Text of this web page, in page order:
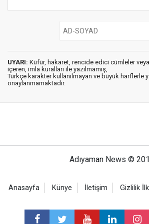
UYARI: Küfür, hakaret, rencide edici cümleler
içeren, imla kuralları ile yazılmamış,
Türkçe karakter kullanılmayan ve büyük harflerle
onaylanmamaktadır.
Adıyaman News ©
Anasayfa Künye İletişim Gizlilik